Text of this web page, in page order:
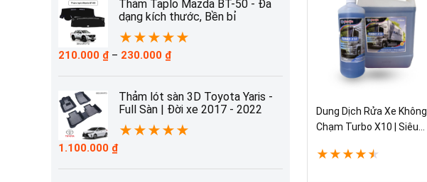
Thảm Taplo Mazda BT-50 - Đa
dạng kích thước, Bền bỉ
★★★★★
210.000 ₫ – 230.000 ₫Khoảng
từ
210.000 ₫
đến
Thảm lót sàn 3D Toyota Yaris -
Full Sàn | Đời xe 2017 - 2022
★★★★★
1.100.000 ₫
Dung Dịch Rửa Xe Không
Chạm Turbo X10 | Siêu
★ ★ ★ ★ ★